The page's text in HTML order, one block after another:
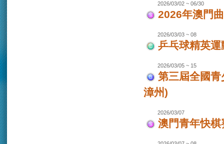
2026/03/02 ~ 06/30
2026年澳門
2026/03/03 ~ 08
乒乓球精英
2026/03/05 ~ 15
第三屆全國
漳州)
2026/03/07
澳門青年快棋